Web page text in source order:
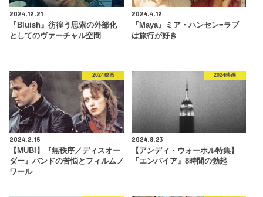
2024.12.21
『Bluish』彷徨う思索の外部化
としてのヴァーチャル空間
2024.4.12
『Maya』ミア・ハンセン=ラブ
は旅行が好き
2024映画
2024.2.15
【MUBI】『無秩序／ディスオー
ダー』バンドの苦悩とフィルムノ
ワール
2024映画
2024.8.23
【アンディ・ウォーホル特集】
『エンパイア』8時間の勃起